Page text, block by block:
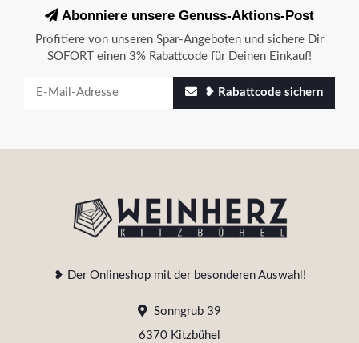
Abonniere unsere Genuss-Aktions-Post
Profitiere von unseren Spar-Angeboten und sichere Dir
SOFORT einen 3% Rabattcode für Deinen Einkauf!
❥ Rabattcode sichern
❥ Der Onlineshop mit der besonderen Auswahl!
Sonngrub 39
6370 Kitzbühel